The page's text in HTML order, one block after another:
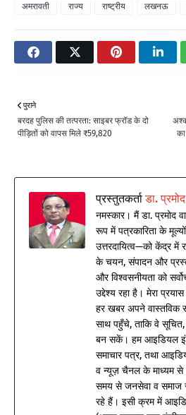
अमरावती राज्य राष्ट्रीय लखनऊ
पुराने
बरदह पुलिस की तत्परता: साइबर फ्रॉड के दो
पीड़ितों को वापस मिले ₹59,820
प्रस्तुतकर्ताडा.
नमस्कार। मैं डा. प्रमोद
रूप में पत्रकारिता के
उत्तरदायित्व—को केंद्र में
के चयन, संपादन और
और विश्वसनीयता को
उद्देश्य रहा है। मेरा
हर खबर अपने वास्तविक
साथ पहुँचे, ताकि वे
बन सकें। हम आइडियल
समाचार पत्र, तथा
व न्यूज़ चैनल के माध्यम से
समय से जनसेवा व
रहे हैं। इसी क्रम में